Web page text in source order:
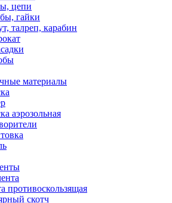
цепи
гайки
талреп, карабин
материалы
аэрозольная
противоскользящая
скотч